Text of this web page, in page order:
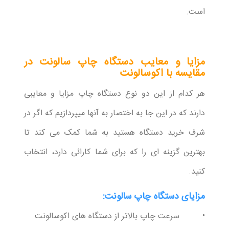
است.
مزایا و معایب دستگاه چاپ سالونت در
مقایسه با اکوسالونت
هر کدام از این دو نوع دستگاه چاپ مزایا و معایبی
دارند که در این جا به اختصار به آنها میپردازیم که اگر در
شرف خرید دستگاه هستید به شما کمک می کند تا
بهترین گزینه ای را که برای شما کارائی دارد، انتخاب
کنید.
مزایای دستگاه چاپ سالونت:
• سرعت چاپ بالاتر از دستگاه های اکوسالونت